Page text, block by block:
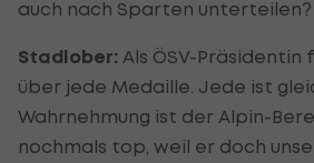
auch nach Sparten unterteilen?
Stadlober: Als ÖSV-Präsidentin
über jede Medaille. Jede ist
Wahrnehmung ist der Alpin-
nochmals top, weil er doch